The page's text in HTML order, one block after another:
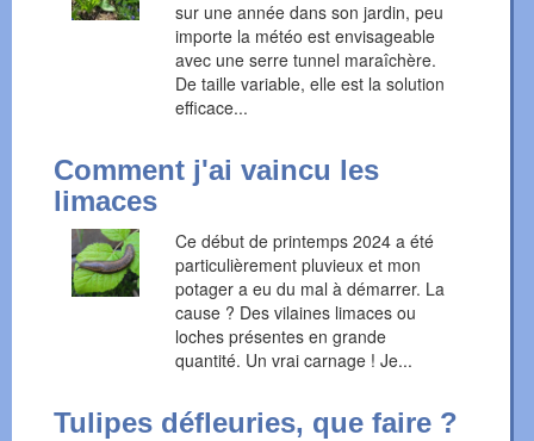
sur une année dans son jardin, peu
importe la météo est envisageable
avec une serre tunnel maraîchère.
De taille variable, elle est la solution
efficace...
Comment j'ai vaincu les
limaces
Ce début de printemps 2024 a été
particulièrement pluvieux et mon
potager a eu du mal à démarrer. La
cause ? Des vilaines limaces ou
loches présentes en grande
quantité. Un vrai carnage ! Je...
Tulipes défleuries, que faire ?